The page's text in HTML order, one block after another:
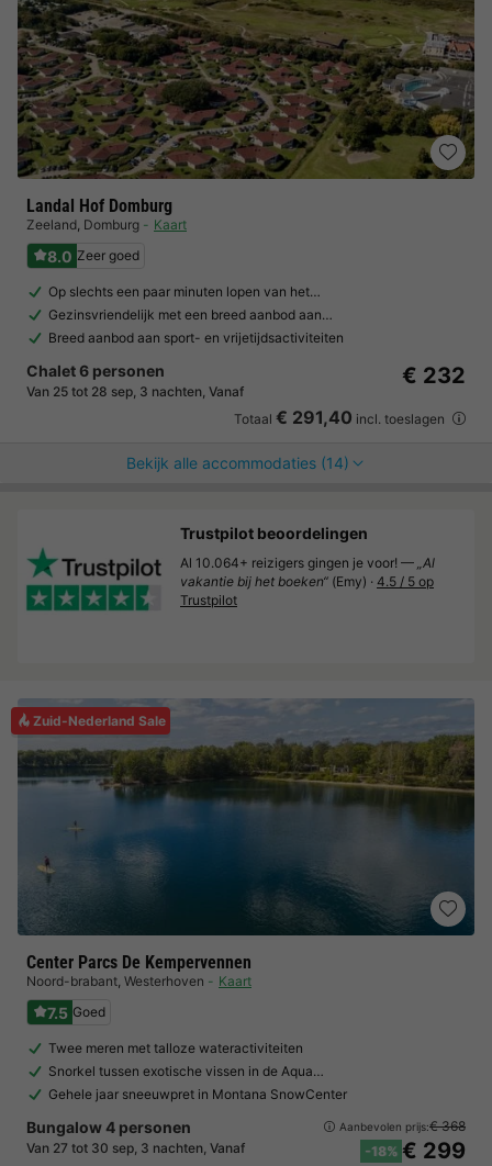
Landal Hof Domburg
Zeeland, Domburg Kaart
8.0 Zeer goed
Op slechts een paar minuten lopen van het…
Gezinsvriendelijk met een breed aanbod aan…
Breed aanbod aan sport- en vrijetijdsactiviteiten
Chalet 6 personen
Van 25 tot 28 sep, 3 nachten, Vanaf
€ 232
Totaal € 291,40 incl. toeslagen
Bekijk alle accommodaties (14)
Zuid-Nederland Sale
Center Parcs De Kempervennen
Noord-brabant, Westerhoven Kaart
7.5 Goed
Twee meren met talloze wateractiviteiten
Snorkel tussen exotische vissen in de Aqua…
Gehele jaar sneeuwpret in Montana SnowCenter
Bungalow 4 personen
Van 27 tot 30 sep, 3 nachten, Vanaf
Aanbevolen prijs:€ 368
-18% € 299
Trustpilot beoordelingen
Al 10.064+ reizigers gingen je voor! — „Al
vakantie bij het boeken“ (Emy) · 4.5 / 5 op
Trustpilot